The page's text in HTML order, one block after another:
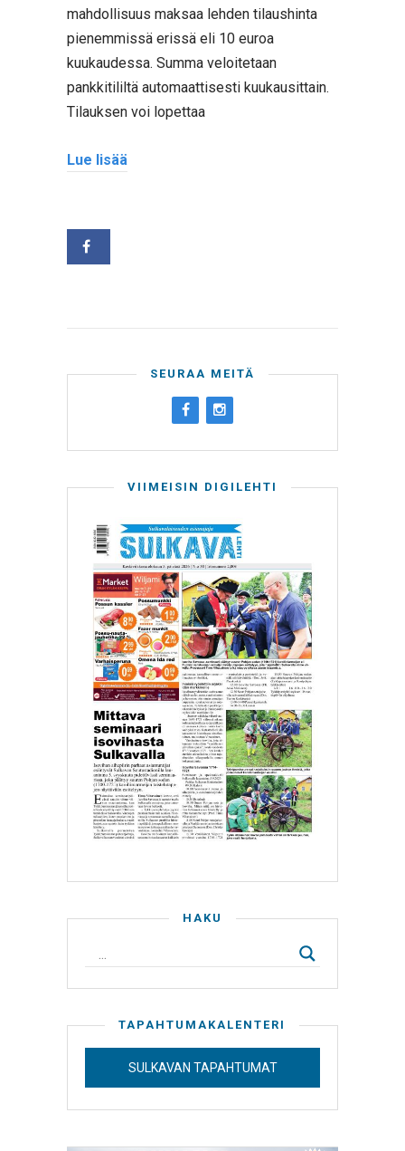
mahdollisuus maksaa lehden tilaushinta
pienemmissä erissä eli 10 euroa
kuukaudessa. Summa veloitetaan
pankkitililtä automaattisesti kuukausittain.
Tilauksen voi lopettaa
Lue lisää
SEURAA MEITÄ
VIIMEISIN DIGILEHTI
HAKU
TAPAHTUMAKALENTERI
SULKAVAN TAPAHTUMAT